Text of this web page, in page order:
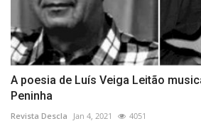
A poesia de Luís Veiga Leitão
Peninha
Revista Descla Jan 4, 2021 4051